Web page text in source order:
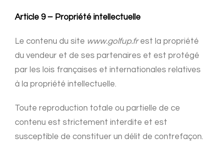
Article 9 – Propriété intellectuelle
Le contenu du site www.golfup.frest la propriété
du vendeur et de ses partenaires et est protégé
par les lois françaises et internationales relatives
à la propriété intellectuelle.
Toute reproduction totale ou partielle de ce
contenu est strictement interdite et est
susceptible de constituer un délit de contrefaçon.